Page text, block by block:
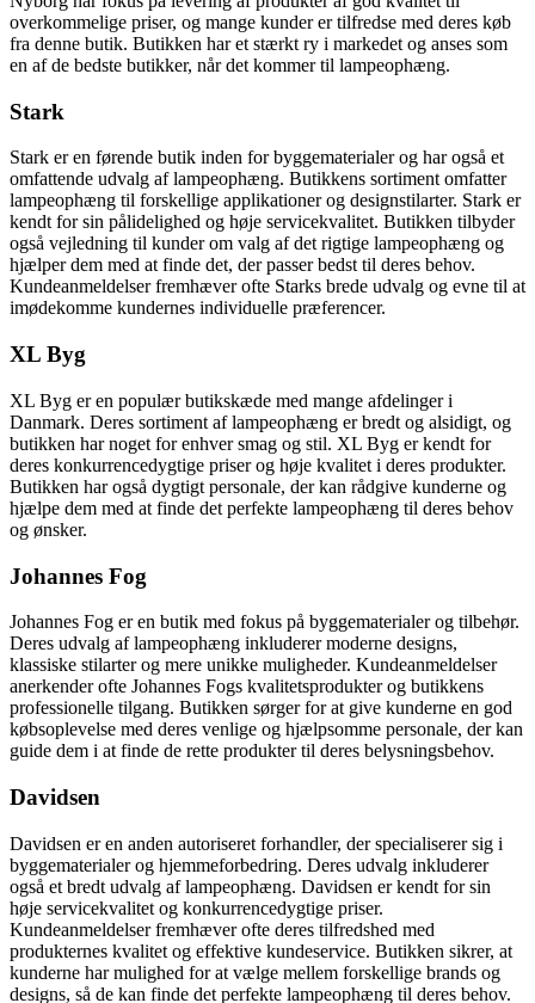
overkommelige priser, og mange kunder er tilfredse med deres køb
fra denne butik. Butikken har et stærkt ry i markedet og anses som
en af ​​de bedste butikker, når det kommer til lampeophæng.
Stark
Stark er en førende butik inden for byggematerialer og har også et
omfattende udvalg af lampeophæng. Butikkens sortiment omfatter
lampeophæng til forskellige applikationer og designstilarter. Stark er
kendt for sin pålidelighed og høje servicekvalitet. Butikken tilbyder
også vejledning til kunder om valg af det rigtige lampeophæng og
hjælper dem med at finde det, der passer bedst til deres behov.
Kundeanmeldelser fremhæver ofte Starks brede udvalg og evne til at
imødekomme kundernes individuelle præferencer.
XL Byg
XL Byg er en populær butikskæde med mange afdelinger i
Danmark. Deres sortiment af lampeophæng er bredt og alsidigt, og
butikken har noget for enhver smag og stil. XL Byg er kendt for
deres konkurrencedygtige priser og høje kvalitet i deres produkter.
Butikken har også dygtigt personale, der kan rådgive kunderne og
hjælpe dem med at finde det perfekte lampeophæng til deres behov
og ønsker.
Johannes Fog
Johannes Fog er en butik med fokus på byggematerialer og tilbehør.
Deres udvalg af lampeophæng inkluderer moderne designs,
klassiske stilarter og mere unikke muligheder. Kundeanmeldelser
anerkender ofte Johannes Fogs kvalitetsprodukter og butikkens
professionelle tilgang. Butikken sørger for at give kunderne en god
købsoplevelse med deres venlige og hjælpsomme personale, der kan
guide dem i at finde de rette produkter til deres belysningsbehov.
Davidsen
Davidsen er en anden autoriseret forhandler, der specialiserer sig i
byggematerialer og hjemmeforbedring. Deres udvalg inkluderer
også et bredt udvalg af lampeophæng. Davidsen er kendt for sin
høje servicekvalitet og konkurrencedygtige priser.
Kundeanmeldelser fremhæver ofte deres tilfredshed med
produkternes kvalitet og effektive kundeservice. Butikken sikrer, at
kunderne har mulighed for at vælge mellem forskellige brands og
designs, så de kan finde det perfekte lampeophæng til deres behov.